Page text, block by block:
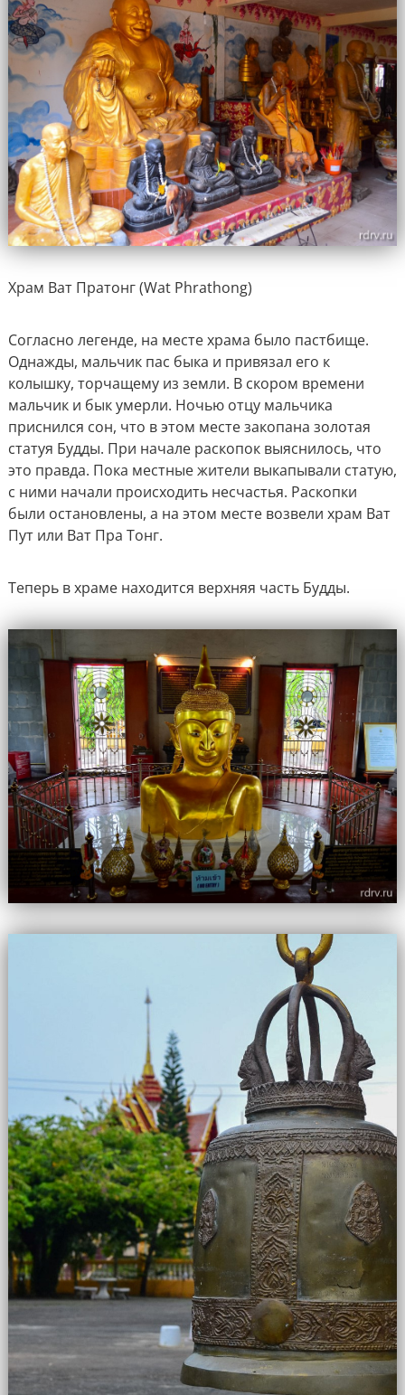
Храм Ват Пратонг (Wat Phrathong)
Согласно легенде, на месте храма было пастбище.
Однажды, мальчик пас быка и привязал его к
колышку, торчащему из земли. В скором времени
мальчик и бык умерли. Ночью отцу мальчика
приснился сон, что в этом месте закопана золотая
статуя Будды. При начале раскопок выяснилось, что
это правда. Пока местные жители выкапывали статую,
с ними начали происходить несчастья. Раскопки
были остановлены, а на этом месте возвели храм Ват
Пут или Ват Пра Тонг.
Теперь в храме находится верхняя часть Будды.